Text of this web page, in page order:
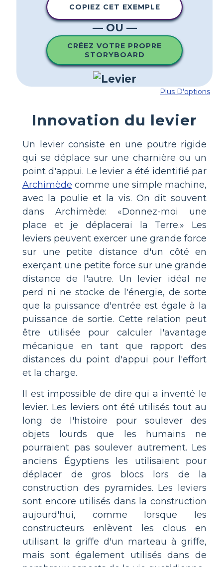
COPIEZ CET EXEMPLE
— OU —
CRÉEZ VOTRE PROPRE
STORYBOARD
Plus D'options
Innovation du levier
Un levier consiste en une poutre rigide
qui se déplace sur une charnière ou un
point d'appui. Le levier a été identifié par
Archimède comme une simple machine,
avec la poulie et la vis. On dit souvent
dans Archimède: «Donnez-moi une
place et je déplacerai la Terre.» Les
leviers peuvent exercer une grande force
sur une petite distance d'un côté en
exerçant une petite force sur une grande
distance de l'autre. Un levier idéal ne
perd ni ne stocke de l'énergie, de sorte
que la puissance d'entrée est égale à la
puissance de sortie. Cette relation peut
être utilisée pour calculer l'avantage
mécanique en tant que rapport des
distances du point d'appui pour l'effort
et la charge.
Il est impossible de dire qui a inventé le
levier. Les leviers ont été utilisés tout au
long de l'histoire pour soulever des
objets lourds que les humains ne
pourraient pas soulever autrement. Les
anciens Égyptiens les utilisaient pour
déplacer de gros blocs lors de la
construction des pyramides. Les leviers
sont encore utilisés dans la construction
aujourd'hui, comme lorsque les
constructeurs enlèvent les clous en
utilisant la griffe d'un marteau à griffe,
mais sont également utilisés dans de